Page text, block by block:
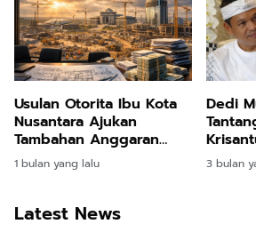
Usulan Otorita Ibu Kota
Nusantara Ajukan
Tambahan Anggaran
Belasan Triliun demi
Tuntaskan Pusat
1 bulan yang lalu
Dedi
Mohon
3 bulan
Latest News